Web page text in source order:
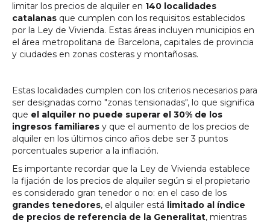
limitar los precios de alquiler en 140 localidades
catalanas que cumplen con los requisitos establecidos
por la Ley de Vivienda. Estas áreas incluyen municipios en
el área metropolitana de Barcelona, capitales de provincia
y ciudades en zonas costeras y montañosas.
Estas localidades cumplen con los criterios necesarios para
ser designadas como "zonas tensionadas", lo que significa
que el alquiler no puede superar el 30% de los
ingresos familiares y que el aumento de los precios de
alquiler en los últimos cinco años debe ser 3 puntos
porcentuales superior a la inflación.
Es importante recordar que la Ley de Vivienda establece
la fijación de los precios de alquiler según si el propietario
es considerado gran tenedor o no: en el caso de los
grandes tenedores, el alquiler está limitado al índice
de precios de referencia de la Generalitat, mientras